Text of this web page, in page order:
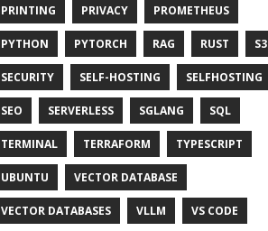
PRINTING PRIVACY PROMETHEUS
PYTHON PYTORCH RAG RUST S3
SECURITY SELF-HOSTING SELFHOSTING
SEO SERVERLESS SGLANG SQL
TERMINAL TERRAFORM TYPESCRIPT
UBUNTU VECTOR DATABASE
VECTOR DATABASES VLLM VS CODE